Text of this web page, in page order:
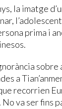
la imatge
prima i
a
recorrien
va ser fins